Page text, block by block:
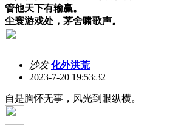
管他天下有输赢。
尘寰游戏处，茅舍啸歌声。
沙发 化外洪荒
2023-7-20 19:53:32
自是胸怀无事，风光到眼纵横。